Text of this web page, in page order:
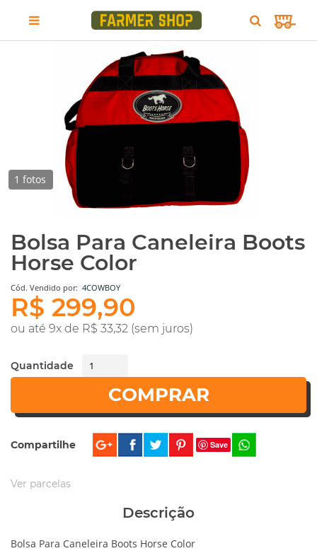
1 fotos
Bolsa Para Caneleira Boots
Horse Color
Cód. Vendido por: 4COWBOY
R$ 299,90
ou até 9x de R$ 33,32 (sem juros)
Quantidade
COMPRAR
Compartilhe Save
Ver parcelas
Descrição
Bolsa Para Caneleira Boots Horse Color